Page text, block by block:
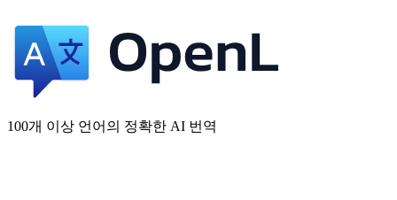
100개 이상 언어의 정확한 AI 번역